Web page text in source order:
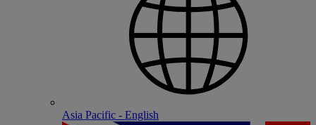
Asia Pacific - English